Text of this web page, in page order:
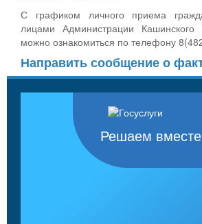
С графиком личного приема
лицами Администрации Кашинского
можно ознакомиться по телефону
Направить сообщение о
Решаем вместе